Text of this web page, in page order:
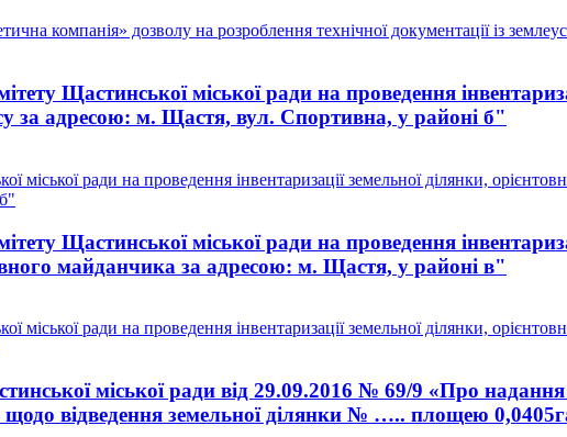
компанія» дозволу на розроблення технічної документації із
Щастинської міської ради на проведення
за адресою: м. Щастя, вул. Спортивна, у районі б"
ради на проведення інвентаризації земельної ділянки,
Щастинської міської ради на проведення
майданчика за адресою: м. Щастя, у районі в"
ради на проведення інвентаризації земельної ділянки,
міської ради від 29.09.2016 № 69/9 «Про
відведення земельної ділянки № ….. площею